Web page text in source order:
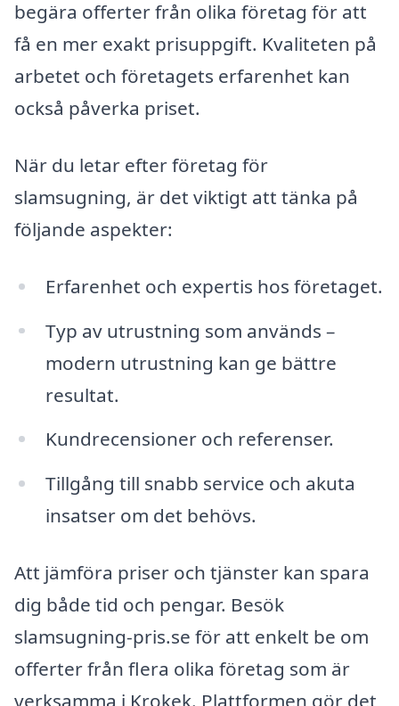
begära offerter från olika företag för att
få en mer exakt prisuppgift. Kvaliteten på
arbetet och företagets erfarenhet kan
också påverka priset.
När du letar efter företag för
slamsugning, är det viktigt att tänka på
följande aspekter:
Erfarenhet och expertis hos företaget.
Typ av utrustning som används –
modern utrustning kan ge bättre
resultat.
Kundrecensioner och referenser.
Tillgång till snabb service och akuta
insatser om det behövs.
Att jämföra priser och tjänster kan spara
dig både tid och pengar. Besök
slamsugning-pris.se för att enkelt be om
offerter från flera olika företag som är
verksamma i Krokek. Plattformen gör det